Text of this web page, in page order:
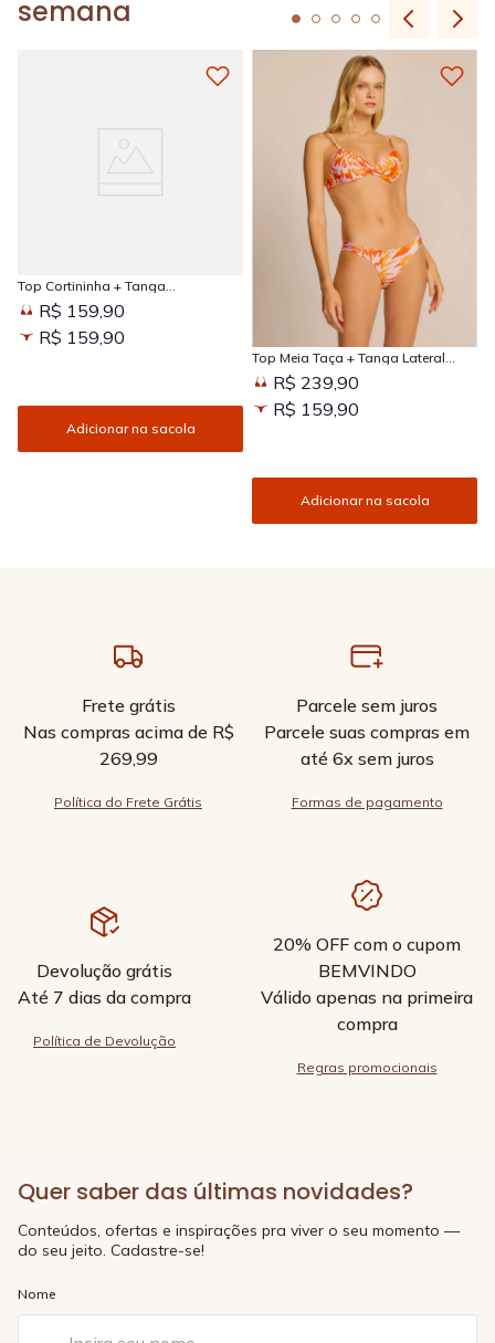
semana
Top Cortininha + Tanga
Amarradinha Estampada Sun
KissedR$ 159,90
R$ 159,90
Adicionar na sacola
Top Meia Taça + Tanga Lateral
Larga Estampada Sun Kissed
R$ 239,90
R$ 159,90
Adicionar na sacola
Frete grátis
Nas compras acima de R$
269,99
Política do Frete Grátis
Parcele sem juros
Parcele suas compras em
até 6x sem juros
Formas de pagamento
Devolução grátis
Até 7 dias da compra
Política de Devolução
20% OFF com o cupom
BEMVINDO
Válido apenas na primeira
compra
Regras promocionais
Quer saber das últimas novidades?
Conteúdos, ofertas e inspirações pra viver o seu momento —
do seu jeito. Cadastre-se!
Nome